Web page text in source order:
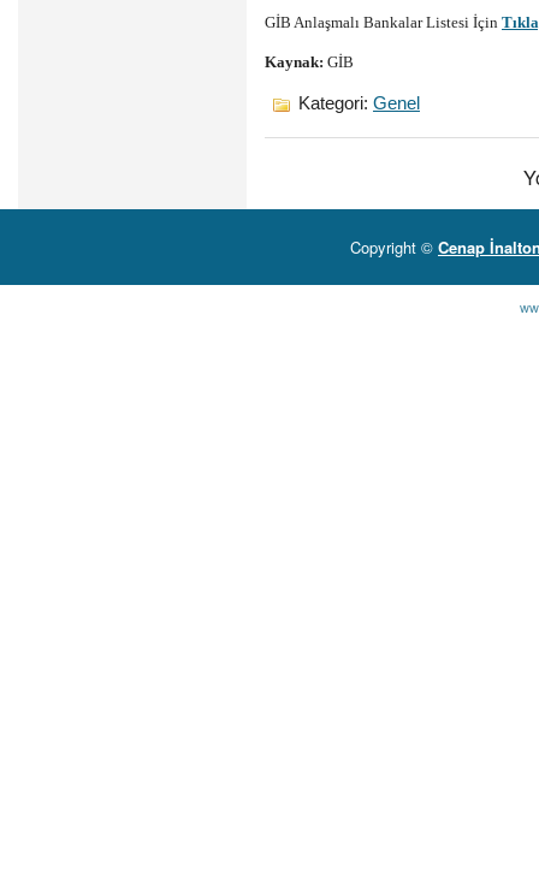
GİB Anlaşmalı Bankalar Listesi İçin
Kaynak: GİB
Kategori: Genel
Copyright © Cenap